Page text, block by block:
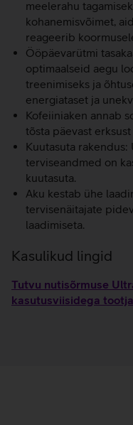
meelerahu
kohanemisvõimet,
reageerib
Ööpäevarütmi
optimaalseid aegu
treenimiseks ja
energiataset ja
Kofeiiniaken annab
tõsta päevast
Kuutasuta
terviseandmed on
kuutasuta.
Aku kestab ühe
tervisenäitajate
laadimiseta.
Kasulikud lingid
Tutvu nutisõrmuse
kasutusviisidega